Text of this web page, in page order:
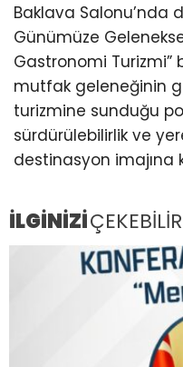
Baklava Salonu’nda
Günümüze
Gastronomi Turizmi”
mutfak geleneğinin
turizmine sunduğu
sürdürülebilirlik ve
destinasyon imajına
İLGİNİZİÇEKEBİLİR